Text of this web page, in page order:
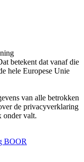
betekent dat vanaf die
hele Europese Unie
van alle betrokken
de privacyverklaring
onder valt.
BOOR